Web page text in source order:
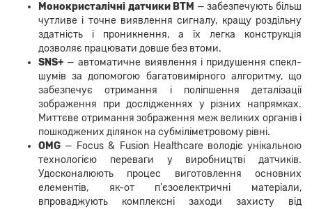
Монокристалічні датчики BTM — забезпечують більш
чутливе і точне виявлення сигналу, кращу роздільну
здатність і проникнення, а їх легка конструкція
дозволяє працювати довше без втоми.
SNS+ — автоматичне виявлення і придушення спекл-
шумів за допомогою багатовимірного алгоритму, що
забезпечує отримання і поліпшення деталізації
зображення при дослідженнях у різних напрямках.
Миттєве отримання зображення меж великих органів і
пошкоджених ділянок на субміліметровому рівні.
OMG — Focus & Fusion Healthcare володіє унікальною
технологією переваги у виробництві датчиків.
Удосконалюють процес виготовлення основних
елементів, як-от п'єзоелектричні матеріали,
впроваджують комплексні заходи захисту від